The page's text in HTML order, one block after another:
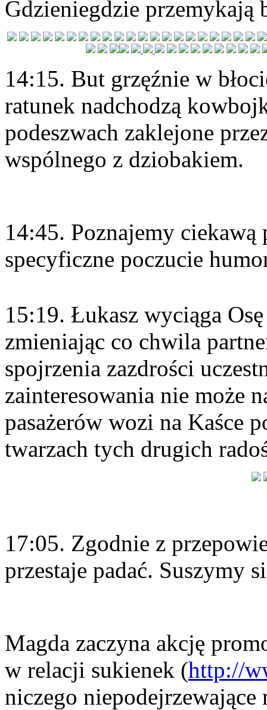
Gdzieniegdzie przemykają
14:15. But grzęźnie w
ratunek nadchodzą
podeszwach zaklejone
wspólnego z dziobakiem.
14:45. Poznajemy ciekawą
specyficzne poczucie
15:19. Łukasz wyciąga
zmieniając co chwila
spojrzenia zazdrości
zainteresowania nie może
pasażerów wozi na Kaśce
twarzach tych drugich
17:05. Zgodnie z
przestaje padać. Suszymy
Magda zaczyna akcję
w relacji sukienek (http://
niczego